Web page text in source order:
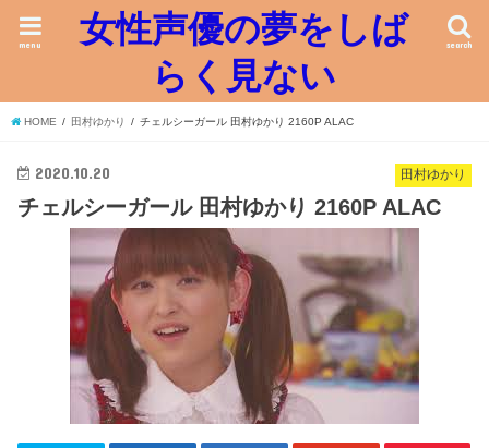
女性声優の夢をしば
らく見ない
search
menu
HOME 田村ゆかり チェルシーガール 田村ゆかり 2160P ALAC
田村ゆかり
2020.10.20
チェルシーガール 田村ゆかり 2160P ALAC